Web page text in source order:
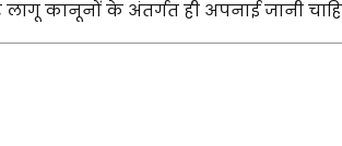
कानूनों के अंतर्गत ही अपनाई जानी